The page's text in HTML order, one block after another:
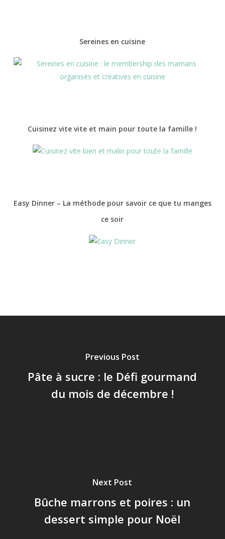
Sereines en cuisine
Cuisinez vite vite et main pour toute la famille !
Easy Dinner – La méthode pour savoir ce que tu manges
ce soir
Previous Post
Pâte à sucre : le Défi gourmand
du mois de décembre !
Next Post
Bûche marrons et poires : un
dessert simple pour Noël